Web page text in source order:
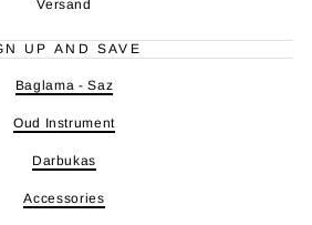
Versand
UP AND SAVE
Baglama - Saz
Oud Instrument
Darbukas
Accessories